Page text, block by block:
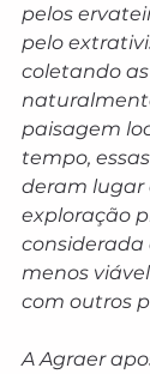
pelos
pelo
coletando
paisagem
tempo,
deram lugar
exploração
menos
com outros
A Agraer